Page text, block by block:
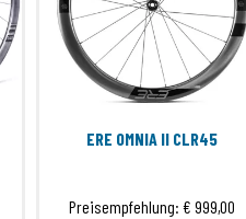
TO ORDER
Submit
ERE OMNIA II CLR45
Preisempfehlung: € 999,00